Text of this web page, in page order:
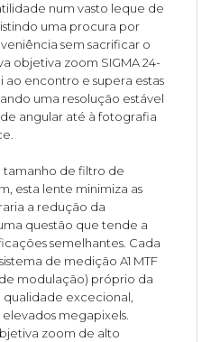
num vasto leque de
uma procura por
sem sacrificar o
objetiva zoom SIGMA 24-
ao encontro e supera estas
uma resolução estável
angular até à fotografia
tamanho de filtro de
esta lente minimiza as
a redução da
questão que tende a
semelhantes. Cada
de medição A1 MTF
modulação) próprio da
qualidade excecional,
megapixels.
zoom de alto